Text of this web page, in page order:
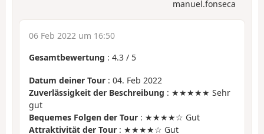
manuel.fonseca
06 Feb 2022 um 16:50
Gesamtbewertung : 4.3 / 5
Datum deiner Tour : 04. Feb 2022
Zuverlässigkeit der Beschreibung : ★★★★★ Sehr
gut
Bequemes Folgen der Tour : ★★★★☆ Gut
Attraktivität der Tour : ★★★★☆ Gut